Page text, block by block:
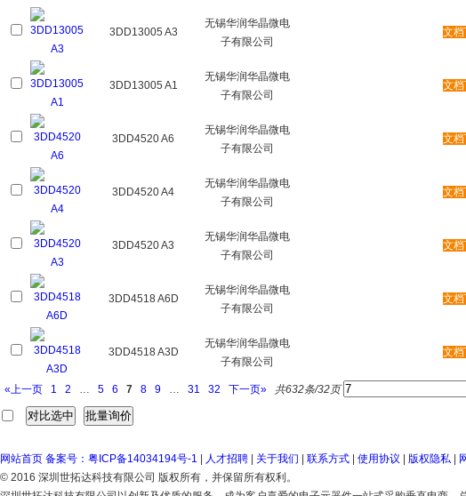
3DD13005 A3
无锡华润华晶微电
子有限公司
文
3DD13005 A1
无锡华润华晶微电
子有限公司
文
3DD4520 A6
无锡华润华晶微电
子有限公司
文
3DD4520 A4
无锡华润华晶微电
子有限公司
文
3DD4520 A3
无锡华润华晶微电
子有限公司
文
3DD4518 A6D
无锡华润华晶微电
子有限公司
文
3DD4518 A3D
无锡华润华晶微电
子有限公司
文
«上一页 1 2 … 5 6 7 8 9 … 31 32 下一页» 共632条/32页
网站首页 备案号：粤ICP备14034194号-1 人才招聘 关于我们 联系方式 使用协议 版权隐私
© 2016 深圳世拓达科技有限公司 版权所有，并保留所有权利。